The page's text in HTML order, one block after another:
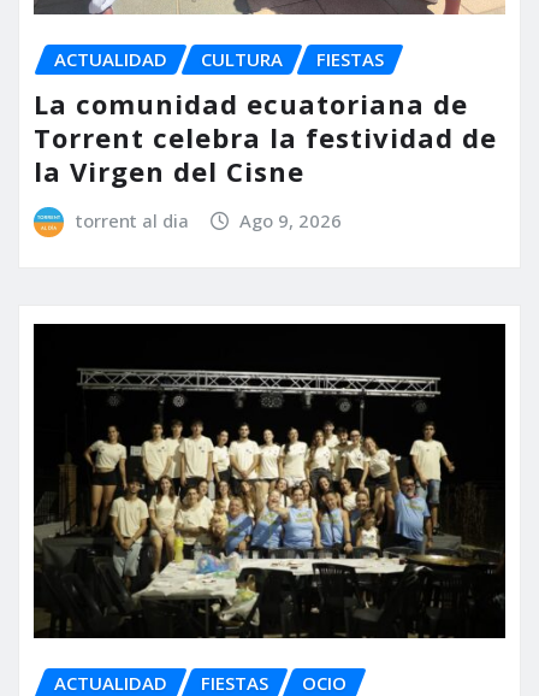
ACTUALIDAD CULTURA FIESTAS
La comunidad ecuatoriana de
Torrent celebra la festividad de
la Virgen del Cisne
torrent al dia Ago 9, 2026
ACTUALIDAD FIESTAS OCIO